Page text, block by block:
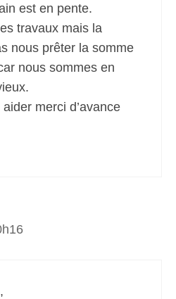
est en pente.
travaux mais la
nous prêter la somme
nous sommes en
merci d’avance